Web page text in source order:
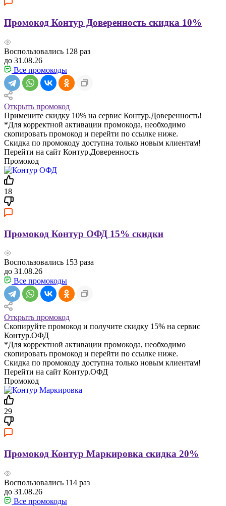
Промокод Контур Доверенность скидка 10%
Воспользовались 128 раз
до 31.08.26
Все промокоды
Открыть промокод
Примените скидку 10% на сервис Контур.Доверенность!
*Для корректной активации промокода, необходимо
скопировать промокод и перейти по ссылке ниже.
Скидка по промокоду доступна только новым клиентам!
Перейти на сайт Контур.Доверенность
Промокод
18
Промокод Контур ОФД 15% скидки
Воспользовались 153 раза
до 31.08.26
Все промокоды
Открыть промокод
Скопируйте промокод и получите скидку 15% на сервис
Контур.ОФД
*Для корректной активации промокода, необходимо
скопировать промокод и перейти по ссылке ниже.
Скидка по промокоду доступна только новым клиентам!
Перейти на сайт Контур.ОФД
Промокод
29
Промокод Контур Маркировка скидка 20%
Воспользовались 114 раз
до 31.08.26
Все промокоды